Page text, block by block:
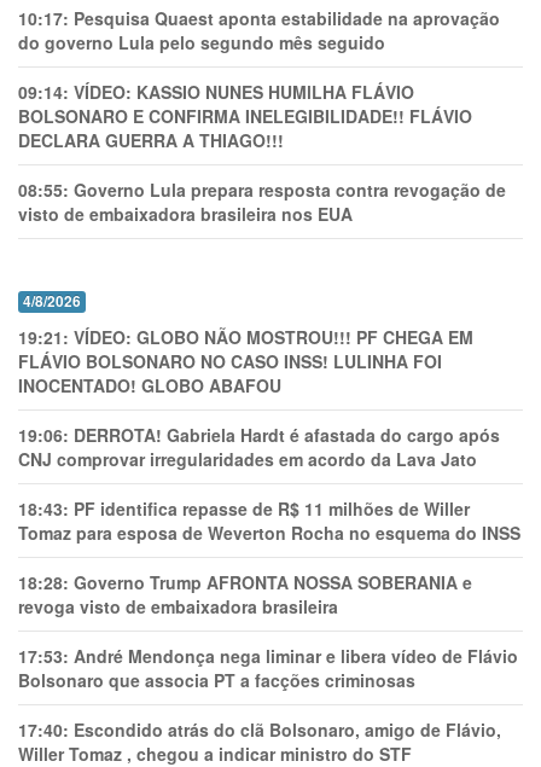
10:17: Pesquisa Quaest aponta estabilidade na aprovação
do governo Lula pelo segundo mês seguido
09:14: VÍDEO: KASSIO NUNES HUMlLHA FLÁVIO
BOLSONARO E CONFIRMA INELEGIBILIDADE!! FLÁVIO
DECLARA GUERRA A THIAGO!!!
08:55: Governo Lula prepara resposta contra revogação de
visto de embaixadora brasileira nos EUA
4/8/2026
19:21: VÍDEO: GLOBO NÃO MOSTROU!!! PF CHEGA EM
FLÁVIO BOLSONARO NO CASO INSS! LULINHA FOI
INOCENTADO! GLOBO ABAFOU
19:06: DERROTA! Gabriela Hardt é afastada do cargo após
CNJ comprovar irregularidades em acordo da Lava Jato
18:43: PF identifica repasse de R$ 11 milhões de Willer
Tomaz para esposa de Weverton Rocha no esquema do INSS
18:28: Governo Trump AFRONTA NOSSA SOBERANIA e
revoga visto de embaixadora brasileira
17:53: André Mendonça nega liminar e libera vídeo de Flávio
Bolsonaro que associa PT a facções criminosas
17:40: Escondido atrás do clã Bolsonaro, amigo de Flávio,
Willer Tomaz , chegou a indicar ministro do STF